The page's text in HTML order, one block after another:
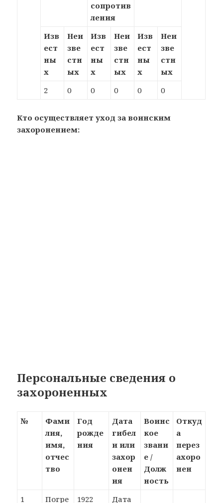
сопротив
ления
Изв
ест
ны
х
Неи
зве
стн
ых
Изв
ест
ны
х
Неи
зве
стн
ых
Изв
ест
ны
х
Неи
зве
стн
ых
2
0 0 0 0 0
Кто осуществляет уход за воинским
захоронением:
Персональные сведения о
захороненных
№
Фами
лия,
имя,
отчес
тво
Год
рожде
ния
Дата
гибел
и или
захор
онен
ия
Воинс
кое
звани
е /
Долж
ность
Откуд
а
перез
ахоро
нен
1 Погре 1922 Дата